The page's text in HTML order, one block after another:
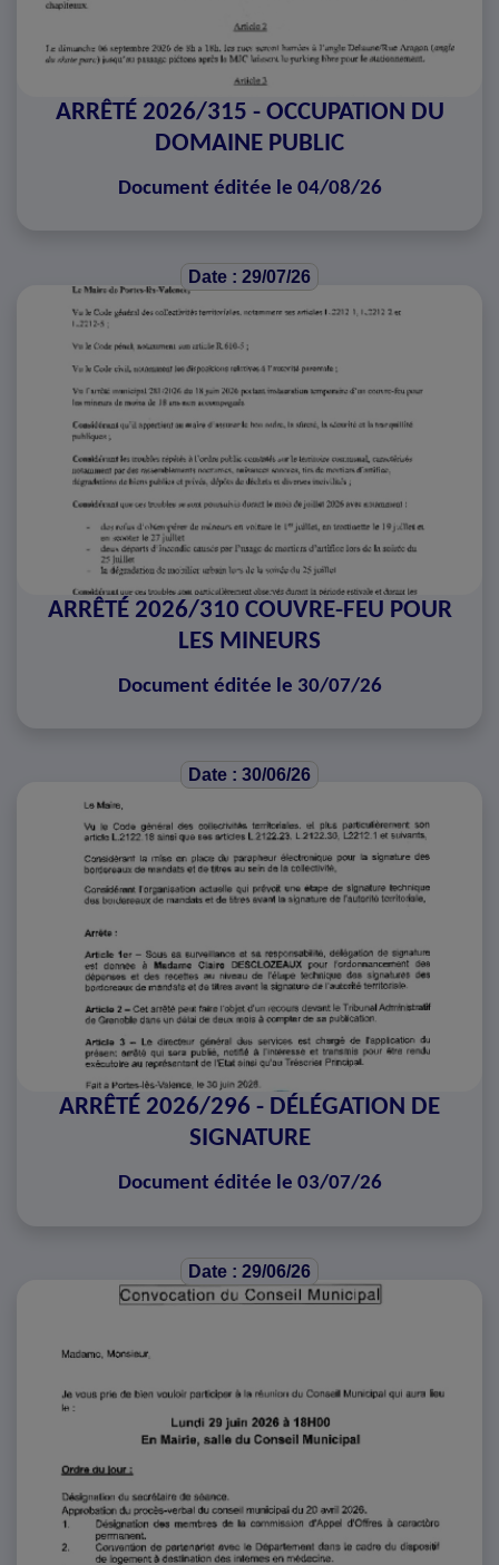
ARRÊTÉ 2026/315 - OCCUPATION DU
DOMAINE PUBLIC
Document éditée le 04/08/26
Date : 29/07/26
ARRÊTÉ 2026/310 COUVRE-FEU POUR
LES MINEURS
Document éditée le 30/07/26
Date : 30/06/26
ARRÊTÉ 2026/296 - DÉLÉGATION DE
SIGNATURE
Document éditée le 03/07/26
Date : 29/06/26